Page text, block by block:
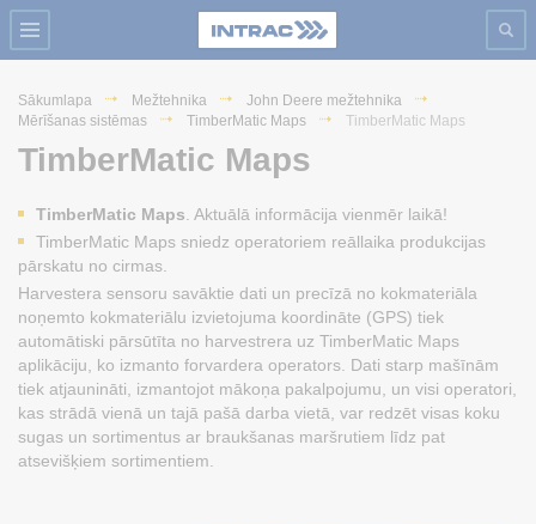
Sākumlapa Mežtehnika
John Deere mežtehnika
Mērīšanas sistēmas
TimberMatic Maps TimberMatic Maps
TimberMatic Maps
TimberMatic Maps . Aktuālā informācija vienmēr laikā!
TimberMatic Maps sniedz operatoriem reāllaika produkcijas
pārskatu no cirmas.
Harvestera sensoru savāktie dati un precīzā no kokmateriāla
noņemto kokmateriālu izvietojuma koordināte (GPS) tiek
automātiski pārsūtīta no harvestrera uz TimberMatic Maps
aplikāciju, ko izmanto forvardera operators. Dati starp mašīnām
tiek atjaunināti, izmantojot mākoņa pakalpojumu, un visi operatori,
kas strādā vienā un tajā pašā darba vietā, var redzēt visas koku
sugas un sortimentus ar braukšanas maršrutiem līdz pat
atsevišķiem sortimentiem.